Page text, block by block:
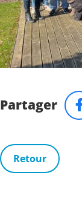
Partager
Retour